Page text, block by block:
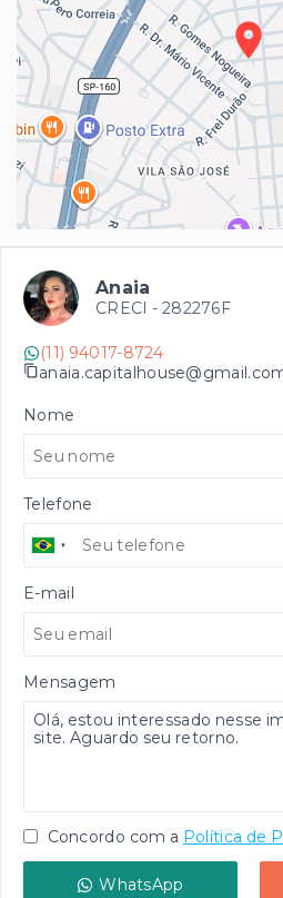
Anaia
CRECI - 282276F
(11) 94017-8724
Nome
Telefone
E-mail
Mensagem
Concordo com a Política de
WhatsApp